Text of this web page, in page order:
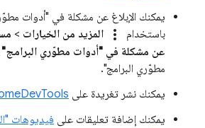
يمكنك الإبلاغ عن مشكلة في "أدوات
باستخدام
more_vert المزيد من الخيارات >
عن مشكلة في "أدوات مطوّري البرامج"
مطوّري البرامج".
يمكنك نشر تغريدة على
يمكنك إضافة تعليقات على فيديوهات